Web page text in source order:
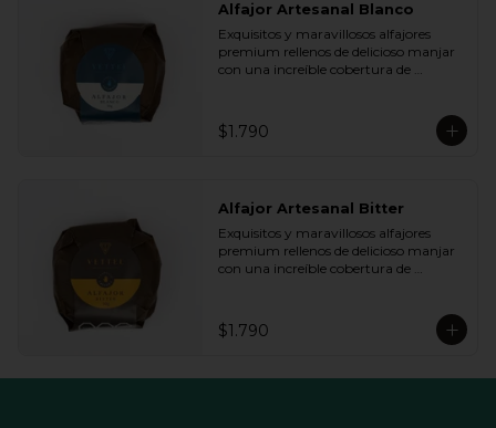
Alfajor Artesanal Blanco
Exquisitos y maravillosos alfajores
premium rellenos de delicioso manjar
con una increíble cobertura de
queremos.
$1.790
Alfajor Artesanal Bitter
Exquisitos y maravillosos alfajores
premium rellenos de delicioso manjar
con una increíble cobertura de
$1.790